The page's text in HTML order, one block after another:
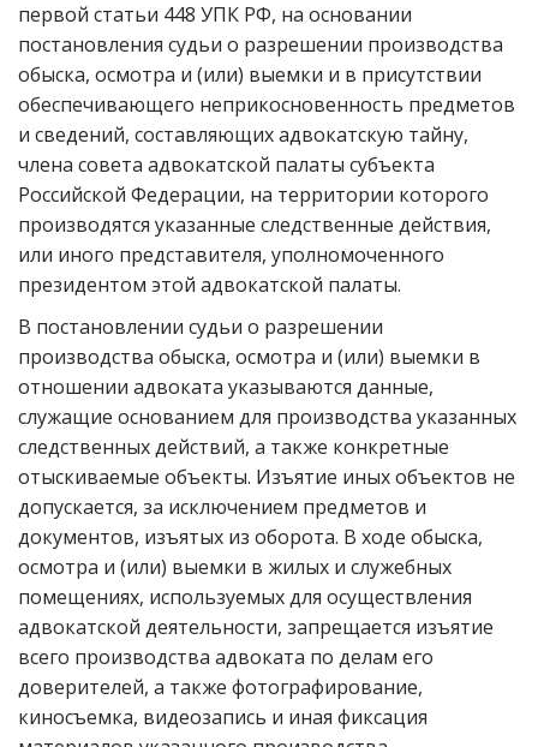
первой статьи 448 УПК РФ, на основании
постановления судьи о разрешении производства
обыска, осмотра и (или) выемки и в присутствии
обеспечивающего неприкосновенность предметов
и сведений, составляющих адвокатскую тайну,
члена совета адвокатской палаты субъекта
Российской Федерации, на территории которого
производятся указанные следственные действия,
или иного представителя, уполномоченного
президентом этой адвокатской палаты.
В постановлении судьи о разрешении
производства обыска, осмотра и (или) выемки в
отношении адвоката указываются данные,
служащие основанием для производства указанных
следственных действий, а также конкретные
отыскиваемые объекты. Изъятие иных объектов не
допускается, за исключением предметов и
документов, изъятых из оборота. В ходе обыска,
осмотра и (или) выемки в жилых и служебных
помещениях, используемых для осуществления
адвокатской деятельности, запрещается изъятие
всего производства адвоката по делам его
доверителей, а также фотографирование,
киносъемка, видеозапись и иная фиксация